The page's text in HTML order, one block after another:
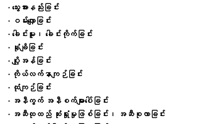
· သွေးအားနည်းခြင်း
· ဝမ်းလျှောခြင်း
· ခေါင်းမူး၊ ခေါင်းကိုက်ခြင်း
· နုံးချိခြင်း
· ပျို့အန်ခြင်း
· ကိုယ်လက်နာကျဉ်ခြင်း
· ထုံကျဉ်ခြင်း
· အနီကွက် အနီစက်များပေါ်ခြင်း
· အဆီထုထည် ဆုံးရှုံးမှုဖြစ်ခြင်း၊ အဆီစုလာခြင်း